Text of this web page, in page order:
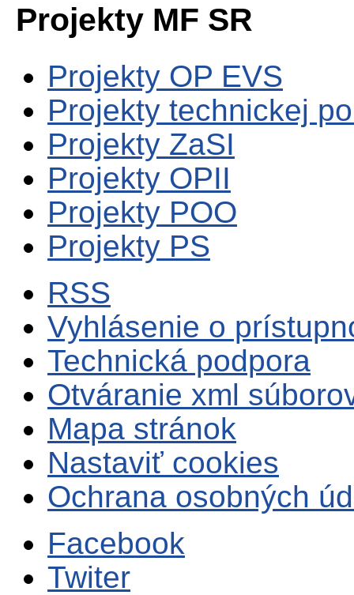
Projekty MF SR
Projekty OP EVS
Projekty technickej
Projekty ZaSI
Projekty OPII
Projekty POO
Projekty PS
RSS
Vyhlásenie o
Technická podpora
Otváranie xml
Mapa stránok
Nastaviť cookies
Ochrana osobných
Facebook
Twiter